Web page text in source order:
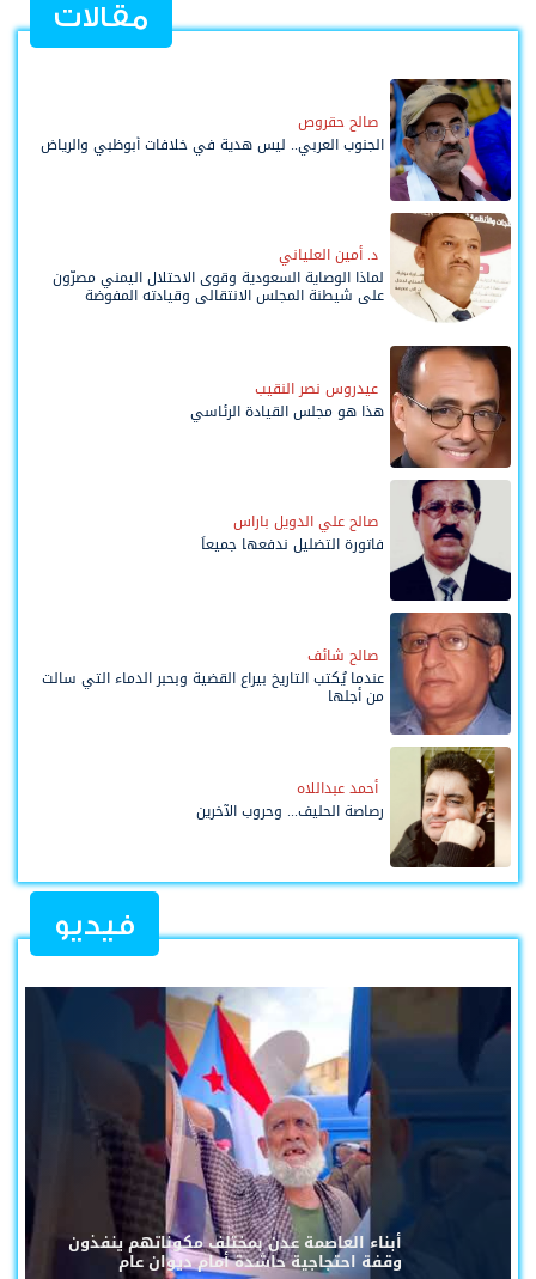
مقالات
صالح حقروص
الجنوب العربي.. ليس هدية في خلافات أبوظبي والرياض
د. أمين العلياني
لماذا الوصاية السعودية وقوى الاحتلال اليمني مصرّون
على شيطنة المجلس الانتقالي وقيادته المفوضة
عيدروس نصر النقيب
هذا هو مجلس القيادة الرئاسي
صالح علي الدويل باراس
فاتورة التضليل ندفعها جميعاً
صالح شائف
عندما يُكتب التاريخ بيراع القضية وبحبر الدماء التي سالت
من أجلها
أحمد عبداللاه
رصاصة الحليف... وحروب الآخرين
فيديو
أبناء العاصمة عدن بمختلف مكوناتهم ينفذون
وقفة احتجاجية حاشدة أمام ديوان عام